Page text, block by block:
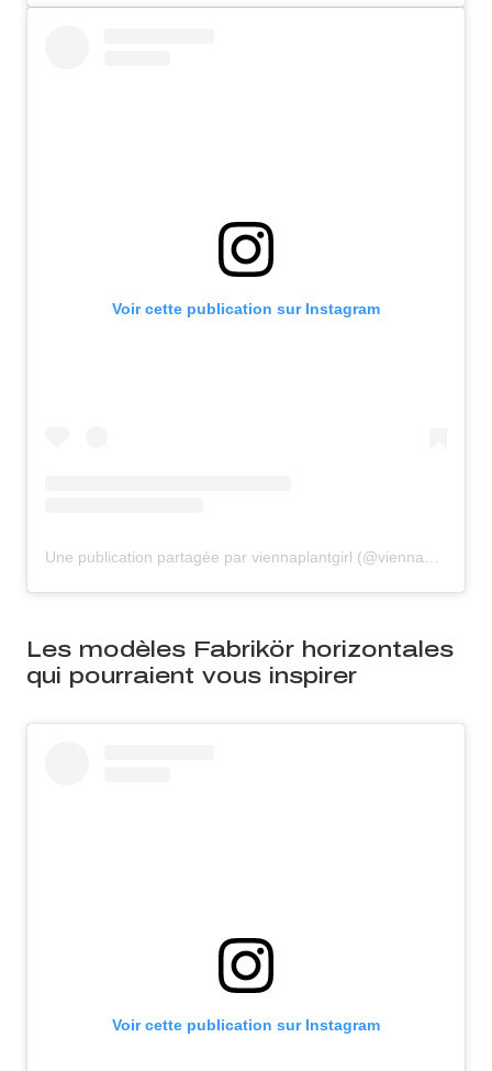
Voir cette publication sur Instagram
Les modèles Fabrikör horizontales
qui pourraient vous inspirer
Voir cette publication sur Instagram